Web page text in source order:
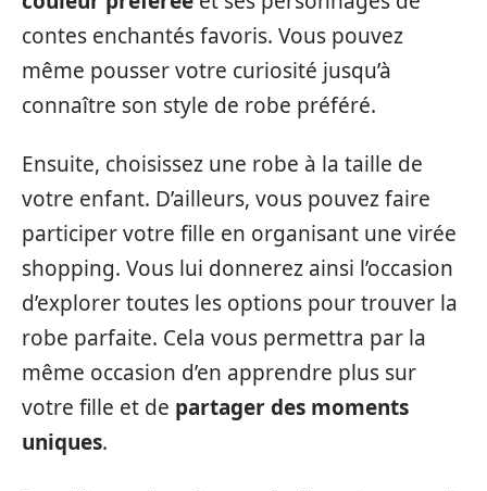
contes enchantés favoris. Vous pouvez
même pousser votre curiosité jusqu’à
connaître son style de robe préféré.
Ensuite, choisissez une robe à la taille de
votre enfant. D’ailleurs, vous pouvez faire
participer votre fille en organisant une virée
shopping. Vous lui donnerez ainsi l’occasion
d’explorer toutes les options pour trouver la
robe parfaite. Cela vous permettra par la
même occasion d’en apprendre plus sur
votre fille et de partager des moments
uniques.